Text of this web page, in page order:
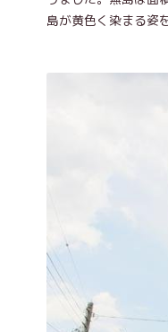
島が黄色く染まる姿